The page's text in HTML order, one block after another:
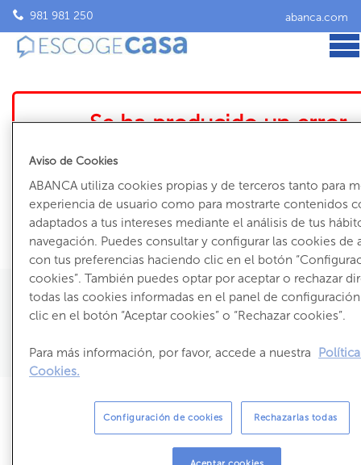
981 981 250 abanca.com
Se ha producido un error
El inmueble que intentas ver ya no está accesible
981 981 250
Sobre ABANCA Inmuebles
Simulador de cuotas
Acceso colaboradores
Aviso de Cookies
ABANCA utiliza cookies propias y de terceros tanto para
experiencia de usuario como para mostrarte contenidos
adaptados a tus intereses mediante el análisis de tus
navegación. Puedes consultar y configurar las cookies de
con tus preferencias haciendo clic en el botón
cookies”. También puedes optar por aceptar o rechazar
todas las cookies informadas en el panel de
clic en el botón “Aceptar cookies” o “Rechazar cookies”.
Para más información, por favor, accede a nuestra
Cookies.
Configuración de cookies Rechazarlas todas